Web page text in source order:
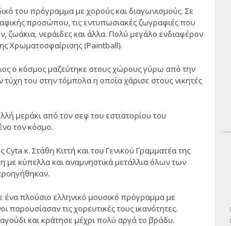
του πρόγραμμα με χορούς και διαγωνισμούς. Σε
προσώπου, τις εντυπωσιακές ζωγραφιές που
νεράιδες και άλλα. Πολύ μεγάλο ενδιαφέρον
Χρωματοσφαίρισης (Paintball).
ο κόσμος μαζεύτηκε στους χώρους γύρω από την
τύχη του στην τόμπολα η οποία χάρισε στους νικητές
μεράκι από τον σεφ του εστιατορίου του
τον κόσμο.
κ. Στάθη Κιττή και του Γενικού Γραμματέα της
κύπελλα και αναμνηστικά μετάλλια όλων των
ένα πλούσιο ελληνικό μουσικό πρόγραμμα με
τις χορευτικές τους ικανότητες.
και κράτησε μέχρι πολύ αργά το βράδυ.